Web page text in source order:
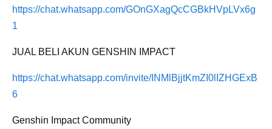
https://chat.whatsapp.com/GOnGXagQcCGBkHVpLVx6g
1
JUAL BELI AKUN GENSHIN IMPACT
https://chat.whatsapp.com/invite/INMlBjjtKmZI0lIZHGExB
6
Genshin Impact Community